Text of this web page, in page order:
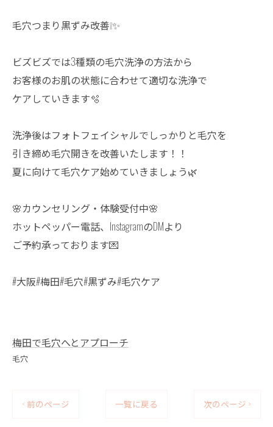
毛穴つまり黒ずみ改善❕✨
ビズビズでは3種類の毛穴洗浄の方法から
お客様のお肌の状態に合わせて適切な洗浄で
ケアしていきます🫧
洗浄後はフォトフェイシャルでしっかりと毛穴を
引き締め毛穴開きを改善いたします！！
夏に向けて毛穴ケア始めていきましょう🌿
🌸カウンセリング・体験受付中🌸
ホットペッパー電話、InstagramのDMより
ご予約承っております💌
#大阪#梅田#毛穴#黒ずみ#毛穴ケア
梅田で毛穴へとアプローチ
毛穴
< 前のページ 一覧に戻る 次のページ >